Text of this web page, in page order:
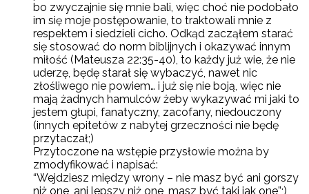
bo zwyczajnie się mnie bali, więc choć nie podobało
im się moje postępowanie, to traktowali mnie z
respektem i siedzieli cicho. Odkąd zacząłem starać
się stosować do norm biblijnych i okazywać innym
miłość (Mateusza 22:35-40), to każdy już wie, że nie
uderzę, będę starał się wybaczyć, nawet nic
złośliwego nie powiem… i już się nie boją, więc nie
mają żadnych hamulców żeby wykazywać mi jaki to
jestem głupi, fanatyczny, zacofany, niedouczony
(innych epitetów z nabytej grzeczności nie będę
przytaczał;)
Przytoczone na wstępie przysłowie można by
zmodyfikować i napisać:
“Wejdziesz między wrony – nie masz być ani gorszy
niż one, ani lepszy niż one, masz być taki jak one”;)